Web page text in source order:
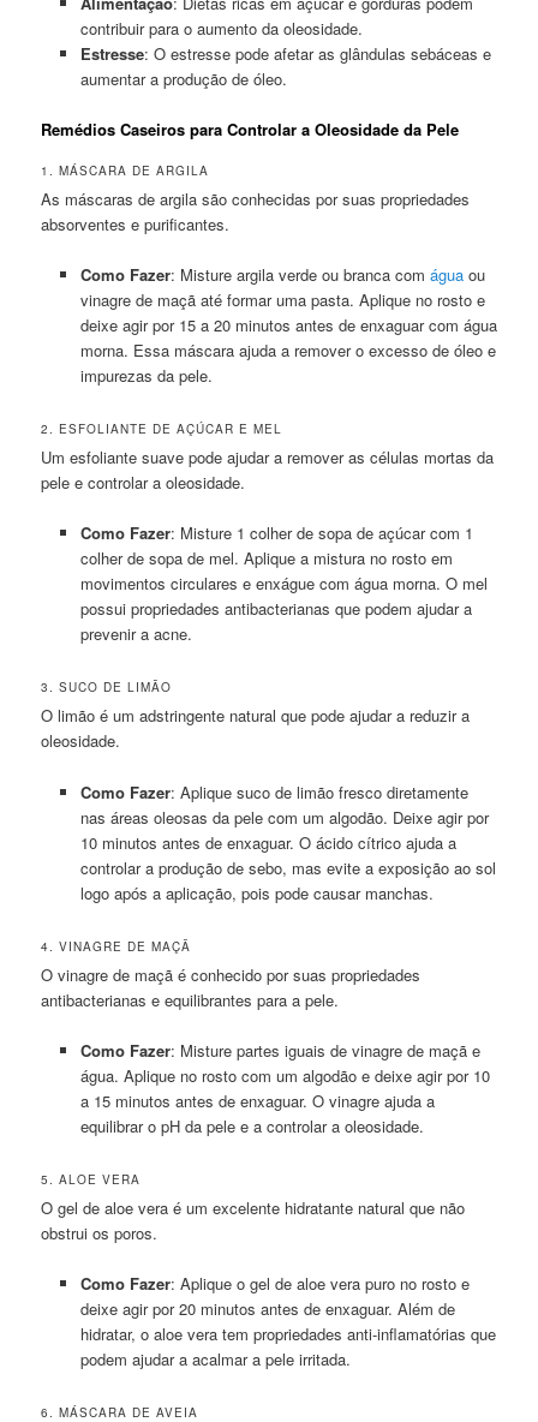
contribuir para o aumento da oleosidade.
Estresse: O estresse pode afetar as glândulas sebáceas e
aumentar a produção de óleo.
Remédios Caseiros para Controlar a Oleosidade da Pele
1. MÁSCARA DE ARGILA
As máscaras de argila são conhecidas por suas propriedades
absorventes e purificantes.
Como Fazer: Misture argila verde ou branca com águaou
vinagre de maçã até formar uma pasta. Aplique no rosto e
deixe agir por 15 a 20 minutos antes de enxaguar com água
morna. Essa máscara ajuda a remover o excesso de óleo e
impurezas da pele.
2. ESFOLIANTE DE AÇÚCAR E MEL
Um esfoliante suave pode ajudar a remover as células mortas da
pele e controlar a oleosidade.
Como Fazer: Misture 1 colher de sopa de açúcar com 1
colher de sopa de mel. Aplique a mistura no rosto em
movimentos circulares e enxágue com água morna. O mel
possui propriedades antibacterianas que podem ajudar a
prevenir a acne.
3. SUCO DE LIMÃO
O limão é um adstringente natural que pode ajudar a reduzir a
oleosidade.
Como Fazer: Aplique suco de limão fresco diretamente
nas áreas oleosas da pele com um algodão. Deixe agir por
10 minutos antes de enxaguar. O ácido cítrico ajuda a
controlar a produção de sebo, mas evite a exposição ao sol
logo após a aplicação, pois pode causar manchas.
4. VINAGRE DE MAÇÃ
O vinagre de maçã é conhecido por suas propriedades
antibacterianas e equilibrantes para a pele.
Como Fazer: Misture partes iguais de vinagre de maçã e
água. Aplique no rosto com um algodão e deixe agir por 10
a 15 minutos antes de enxaguar. O vinagre ajuda a
equilibrar o pH da pele e a controlar a oleosidade.
5. ALOE VERA
O gel de aloe vera é um excelente hidratante natural que não
obstrui os poros.
Como Fazer: Aplique o gel de aloe vera puro no rosto e
deixe agir por 20 minutos antes de enxaguar. Além de
hidratar, o aloe vera tem propriedades anti-inflamatórias que
podem ajudar a acalmar a pele irritada.
6. MÁSCARA DE AVEIA